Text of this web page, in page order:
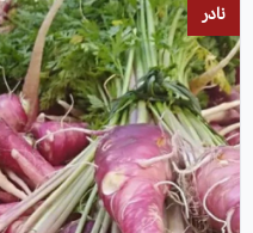
نادر